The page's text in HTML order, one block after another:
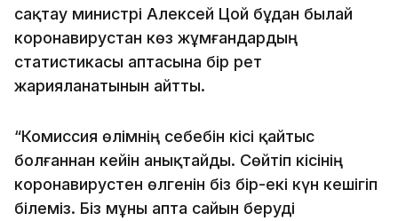
сақтау министрі Алексей Цой бұдан былай
коронавирустан көз жұмғандардың
статистикасы аптасына бір рет
жарияланатынын айтты.
“Комиссия өлімнің себебін кісі қайтыс
болғаннан кейін анықтайды. Сөйтіп кісінің
коронавирустен өлгенін біз бір-екі күн кешігіп
білеміз. Біз мұны апта сайын беруді